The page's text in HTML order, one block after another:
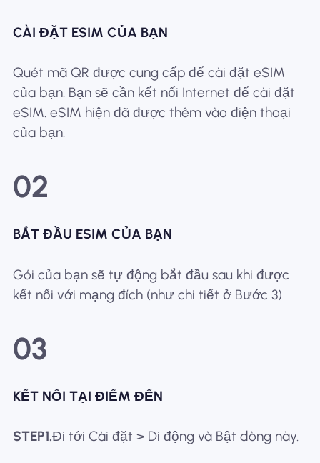
CÀI ĐẶT ESIM CỦA BẠN
Quét mã QR được cung cấp để cài đặt eSIM
của bạn. Bạn sẽ cần kết nối Internet để cài đặt
eSIM. eSIM hiện đã được thêm vào điện thoại
của bạn.
02
BẮT ĐẦU ESIM CỦA BẠN
Gói của bạn sẽ tự động bắt đầu sau khi được
kết nối với mạng đích (như chi tiết ở Bước 3)
03
KẾT NỐI TẠI ĐIỂM ĐẾN
STEP1.Đi tới Cài đặt > Di động và Bật dòng này.